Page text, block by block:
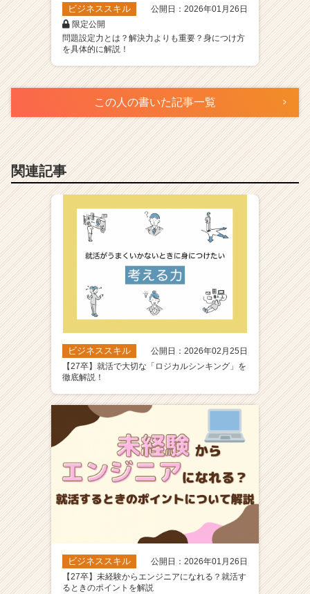
ビジネススキル
公開日：2026年01月26日
限定公開
問題設定力とは？解決力よりも重要？身につけ方
を具体的に解説！
この人の書いた記事一覧
関連記事
ビジネススキル
公開日：2026年02月25日
【27卒】就活で大切な「ロジカルシンキング」を
徹底解説！
ビジネススキル
公開日：2026年01月26日
【27卒】未経験からエンジニアになれる？就活す
るときのポイントを解説